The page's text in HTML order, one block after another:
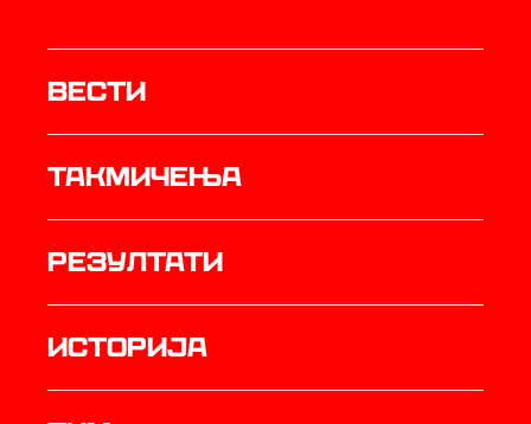
Вести
Такмичења
резултати
историја